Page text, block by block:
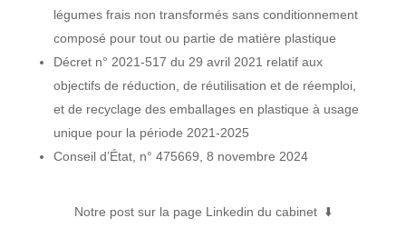
légumes frais non transformés sans conditionnement
composé pour tout ou partie de matière plastique
Décret n° 2021-517 du 29 avril 2021 relatif aux
objectifs de réduction, de réutilisation et de réemploi,
et de recyclage des emballages en plastique à usage
unique pour la période 2021-2025
Conseil d’État, n° 475669, 8 novembre 2024
Notre post sur la page Linkedin du cabinet ⬇️